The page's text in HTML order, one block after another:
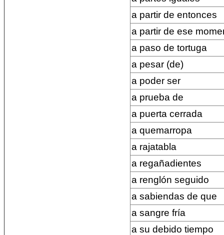
a partir de entonces
a partir de ese
a paso de tortuga
a pesar (de)
a poder ser
a prueba de
a puerta cerrada
a quemarropa
a rajatabla
a regañadientes
a renglón seguido
a sabiendas de que
a sangre fría
a su debido tiempo